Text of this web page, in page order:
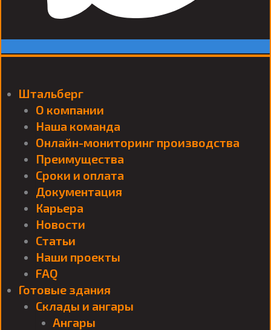
Штальберг
О компании
Наша команда
Онлайн-мониторинг производства
Преимущества
Сроки и оплата
Документация
Карьера
Новости
Статьи
Наши проекты
FAQ
Готовые здания
Склады и ангары
Ангары